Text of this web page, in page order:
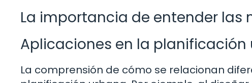
La importancia de entender las
Aplicaciones en la planificación
La comprensión de cómo se relacionan